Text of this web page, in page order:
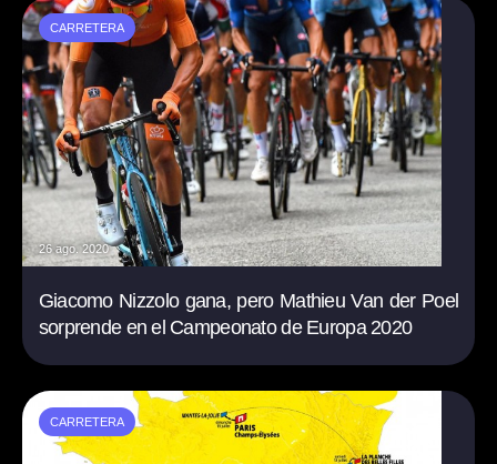
CARRETERA
26 ago. 2020
Giacomo Nizzolo gana, pero Mathieu Van der Poel
sorprende en el Campeonato de Europa 2020
CARRETERA